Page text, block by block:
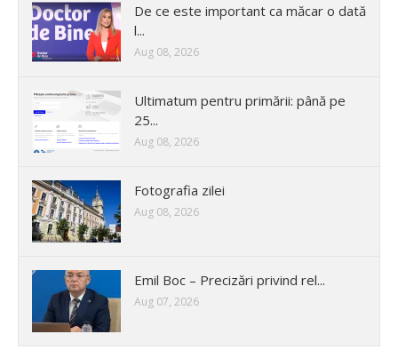
De ce este important ca măcar o dată
l...
Aug 08, 2026
Ultimatum pentru primării: până pe
25...
Aug 08, 2026
Fotografia zilei
Aug 08, 2026
Emil Boc – Precizări privind rel...
Aug 07, 2026